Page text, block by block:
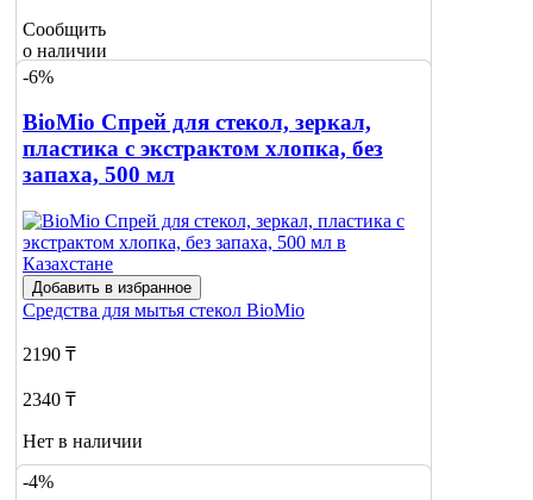
Сообщить
о наличии
-6%
BioMio Спрей для стекол, зеркал,
пластика с экстрактом хлопка, без
запаха, 500 мл
Добавить в избранное
Средства для мытья стекол BioMio
2190 ₸
2340 ₸
Нет в наличии
Сообщить
-4%